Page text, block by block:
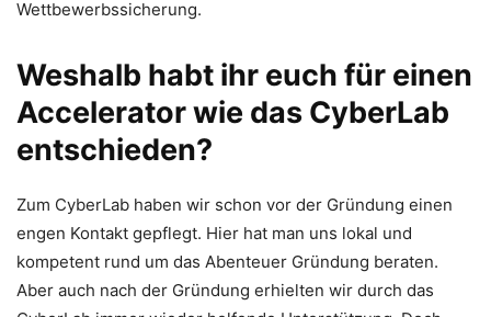
Wettbewerbssicherung.
Weshalb habt ihr euch für einen
Accelerator wie das CyberLab
entschieden?
Zum CyberLab haben wir schon vor der Gründung einen
engen Kontakt gepflegt. Hier hat man uns lokal und
kompetent rund um das Abenteuer Gründung beraten.
Aber auch nach der Gründung erhielten wir durch das